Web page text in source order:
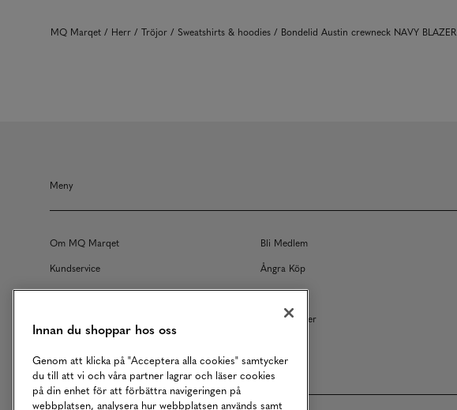
MQ Marqet Herr Tröjor Sweatshirts & hoodies Bondelid Austin crewneck NAVY BLAZER
Meny
Om MQ Marqet Bli Medlem
Kundservice
Ångra Köp
Returer
Köpvillkor
Våra Tjänster
Innan du shoppar hos oss
Genom att klicka på "Acceptera alla cookies" samtycker
du till att vi och våra partner lagrar och läser cookies
på din enhet för att förbättra navigeringen på
webbplatsen, analysera hur webbplatsen används samt